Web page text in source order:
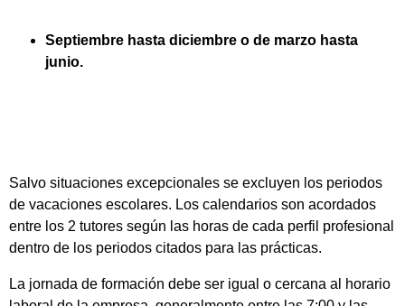
Septiembre hasta diciembre o de marzo hasta
junio.
Salvo situaciones excepcionales se excluyen los periodos
de vacaciones escolares. Los calendarios son acordados
entre los 2 tutores según las horas de cada perfil profesional
dentro de los periodos citados para las prácticas.
La jornada de formación debe ser igual o cercana al horario